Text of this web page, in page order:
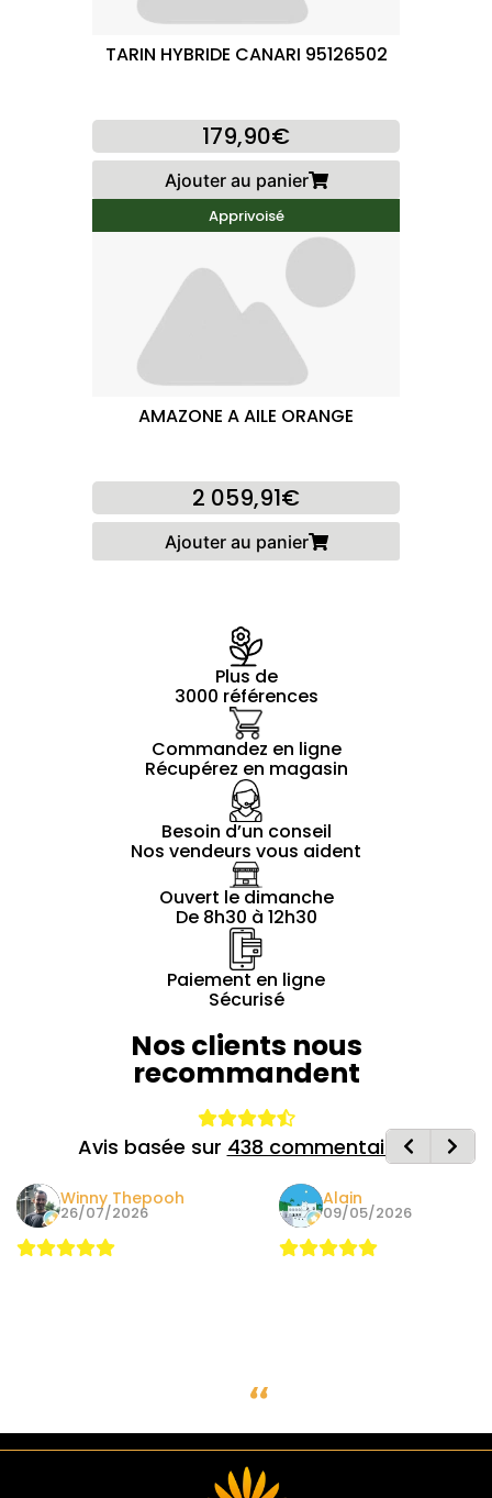
TARIN HYBRIDE CANARI 95126502
179,90€
Ajouter au panier
Apprivoisé
AMAZONE A AILE ORANGE
2 059,91€
Ajouter au panier
Plus de
3000 références
Commandez en ligne
Récupérez en magasin
Besoin d’un conseil
Nos vendeurs vous aident
Ouvert le dimanche
De 8h30 à 12h30
Paiement en ligne
Sécurisé
Nos clients nous
recommandent
Avis basée sur 438 commentaires
Winny Thepooh
26/07/2026
Alain
09/05/2026